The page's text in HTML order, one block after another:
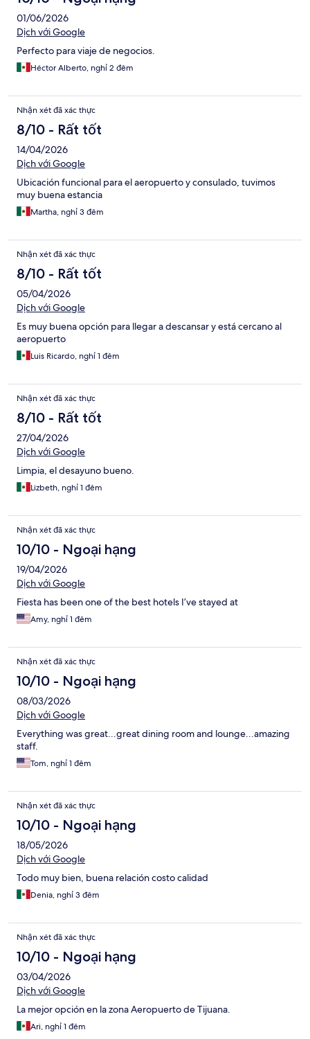
01/06/2026
Dịch với Google
Perfecto para viaje de negocios.
Héctor Alberto, nghỉ 2 đêm
Nhận xét đã xác thực
8/10 - Rất tốt
14/04/2026
Dịch với Google
Ubicación funcional para el aeropuerto y consulado, tuvimos
muy buena estancia
Martha, nghỉ 3 đêm
Nhận xét đã xác thực
8/10 - Rất tốt
05/04/2026
Dịch với Google
Es muy buena opción para llegar a descansar y está cercano al
aeropuerto
Luis Ricardo, nghỉ 1 đêm
Nhận xét đã xác thực
8/10 - Rất tốt
27/04/2026
Dịch với Google
Limpia, el desayuno bueno.
Lizbeth, nghỉ 1 đêm
Nhận xét đã xác thực
10/10 - Ngoại hạng
19/04/2026
Dịch với Google
Fiesta has been one of the best hotels I’ve stayed at
Amy, nghỉ 1 đêm
Nhận xét đã xác thực
10/10 - Ngoại hạng
08/03/2026
Dịch với Google
Everything was great...great dining room and lounge...amazing
staff.
Tom, nghỉ 1 đêm
Nhận xét đã xác thực
10/10 - Ngoại hạng
18/05/2026
Dịch với Google
Todo muy bien, buena relación costo calidad
Denia, nghỉ 3 đêm
Nhận xét đã xác thực
10/10 - Ngoại hạng
03/04/2026
Dịch với Google
La mejor opción en la zona Aeropuerto de Tijuana.
Ari, nghỉ 1 đêm